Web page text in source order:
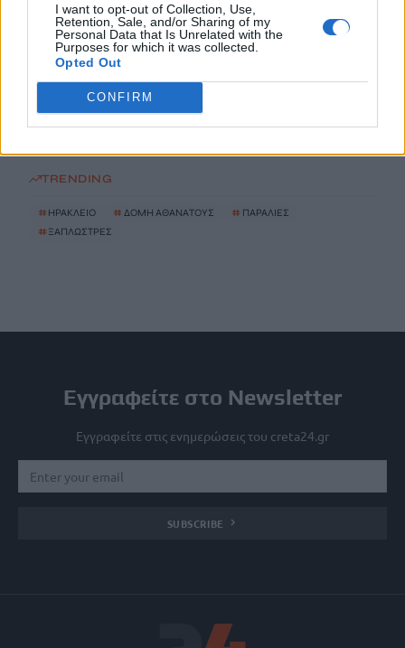
I want to opt-out of Collection, Use,
Retention, Sale, and/or Sharing of my
Personal Data that Is Unrelated with the
Purposes for which it was collected.
Opted Out
CONFIRM
Βιβλιοθήκη Δημοτικού Κήπου
5 Αυγούστου, 2026
Εκδήλωση Τιμής και Μνήμης για τον Μενέλαο Παρλαμά
TRENDING
# ΗΡΑΚΛΕΙΟ # ΔΟΜΗ ΑΘΑΝΑΤΟΥΣ # ΠΑΡΑΛΙΕΣ
# ΞΑΠΛΩΣΤΡΕΣ
Εγγραφείτε στο Newsletter
Εγγραφείτε στις ενημερώσεις του creta24.gr
SUBSCRIBE